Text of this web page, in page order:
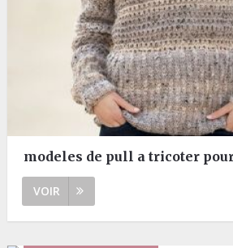
modeles de pull a tricoter
VOIR